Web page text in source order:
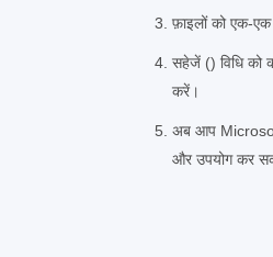
फ़ाइलों को एक-
सहेजें () विधि को
करें।
अब आप
और उपयोग कर